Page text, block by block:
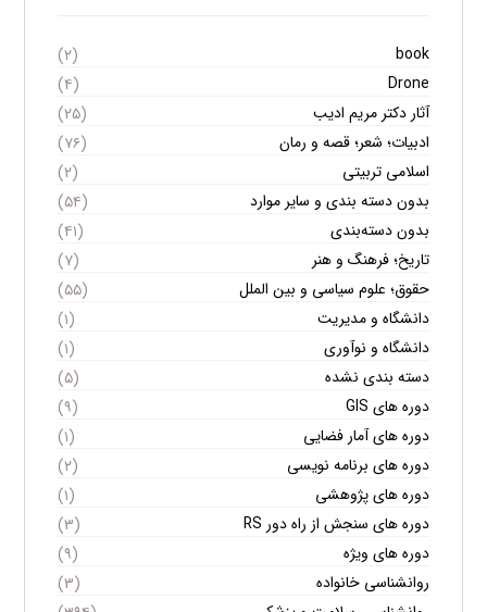
book
(۲)
Drone
(۴)
آثار دکتر مریم ادیب
(۲۵)
ادبیات؛ شعر؛ قصه و رمان
(۷۶)
اسلامی تربیتی
(۲)
بدون دسته بندی و سایر موارد
(۵۴)
بدون دسته‌بندی
(۴۱)
تاریخ؛ فرهنگ و هنر
(۷)
حقوق؛ علوم سیاسی و بین الملل
(۵۵)
دانشگاه و مدیریت
(۱)
دانشگاه و نوآوری
(۱)
دسته بندی نشده
(۵)
دوره های GIS
(۹)
دوره های آمار فضایی
(۱)
دوره های برنامه نویسی
(۲)
دوره های پژوهشی
(۱)
دوره های سنجش از راه دور RS
(۳)
دوره های ویژه
(۹)
روانشناسی خانواده
(۳)